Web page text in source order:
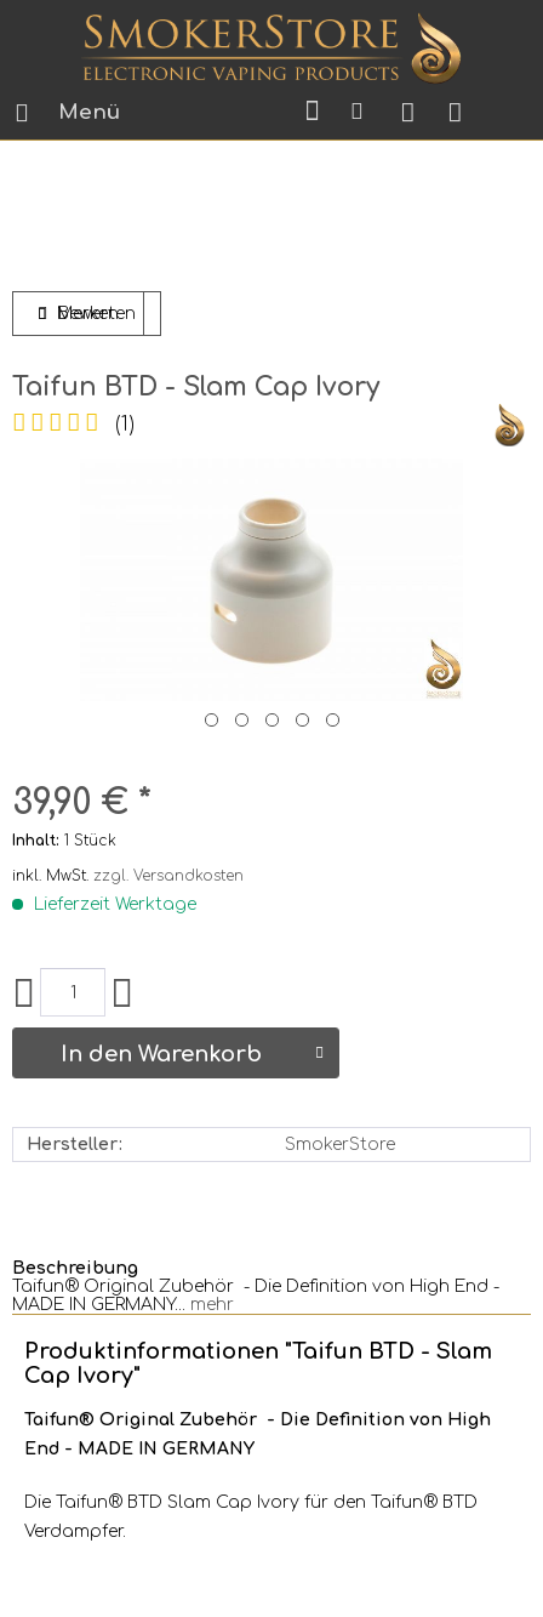
Menü
Taifun BTD - Slam Cap Ivory
(1)
39,90 € *
Inhalt: 1 Stück
inkl. MwSt. zzgl. Versandkosten
Lieferzeit Werktage
In den Warenkorb
Merken
Bewerten
Hersteller: SmokerStore
Beschreibung
Taifun® Original Zubehör - Die Definition von High End -
MADE IN GERMANY...
mehr
Produktinformationen "Taifun BTD - Slam
Cap Ivory"
Taifun® Original Zubehör - Die Definition von High
End - MADE IN GERMANY
Die Taifun® BTD Slam Cap Ivory für den Taifun® BTD
Verdampfer.